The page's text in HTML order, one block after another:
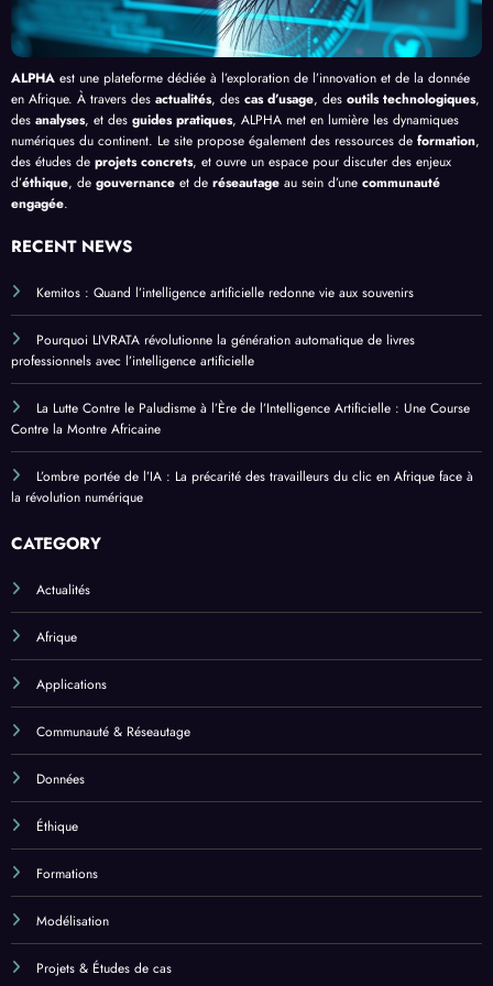
ALPHA est une plateforme dédiée à l’exploration de l’innovation et de la donnée
en Afrique. À travers des actualités, des cas d’usage, des outils technologiques,
des analyses, et des guides pratiques, ALPHA met en lumière les dynamiques
numériques du continent. Le site propose également des ressources de formation,
des études de projets concrets, et ouvre un espace pour discuter des enjeux
d’éthique, de gouvernance et de réseautage au sein d’une communauté
engagée.
RECENT NEWS
Kemitos : Quand l’intelligence artificielle redonne vie aux souvenirs
Pourquoi LIVRATA révolutionne la génération automatique de livres
professionnels avec l’intelligence artificielle
La Lutte Contre le Paludisme à l’Ère de l’Intelligence Artificielle : Une Course
Contre la Montre Africaine
L’ombre portée de l’IA : La précarité des travailleurs du clic en Afrique face à
la révolution numérique
CATEGORY
Actualités
Afrique
Applications
Communauté & Réseautage
Données
Éthique
Formations
Modélisation
Projets & Études de cas